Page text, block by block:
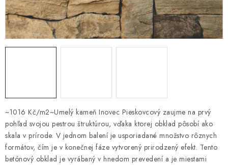
VZORKOVÉ OBKLADY
~1016 Kč/m2~Umelý kameň Inovec Pieskovcový zaujme na prvý
pohľad svojou pestrou štruktúrou, vďaka ktorej obklad pôsobí ako
skala v prírode. V jednom balení je usporiadané množstvo rôznych
formátov, čím je v konečnej fáze vytvorený prirodzený efekt. Tento
betónový obklad je vyrábaný v hnedom prevedení a je miestami